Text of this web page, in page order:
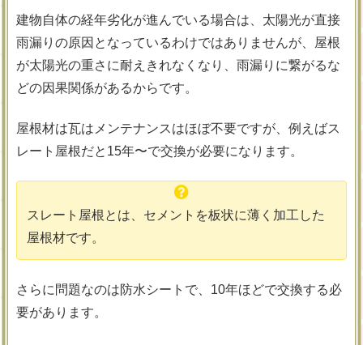
建物自体の経年劣化が進んでいる場合は、太陽光が直接
雨漏りの原因となっているわけではありませんが、屋根
が太陽光の重さに耐えきれなくなり、雨漏りに繋がるな
どの因果関係があるからです。
屋根材は瓦はメンテナンスはほぼ不要ですが、例えばス
レート屋根だと15年〜で交換が必要になります。
スレート屋根とは、セメントを板状に薄く加工した
屋根材です。
さらに問題なのは防水シートで、10年ほどで交換する必
要があります。